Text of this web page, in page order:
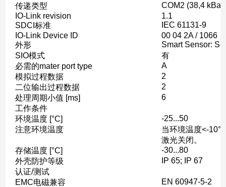
传递类型
COM2 (38,4
IO-Link revision
1.1
SDCI标准
IEC 61131-9
IO-Link Device ID
00 04 2A / 1066
外形
Smart Sensor:
SIO模式
有
必需的mater port type
A
模拟过程数据
2
二位输出过程数据
2
处理周期小值 [ms]
6
工作条件
环境温度 [°C]
-25...50
注意环境温度
当环境温度<-
激光关闭。
存储温度 [°C]
-30...80
外壳防护等级
IP 65; IP 67
认证/测试
EMC电磁兼容
EN 60947-5-2